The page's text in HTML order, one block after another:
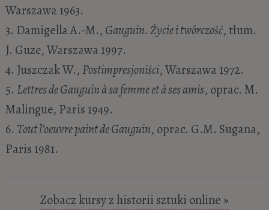
Warszawa 1963.
3. Damigella A.-M., Gauguin. Życie i twórczość, tłum.
J. Guze, Warszawa 1997.
4. Juszczak W., Postimpresjoniści, Warszawa 1972.
5. Lettres de Gauguin à sa femme et à ses amis, oprac. M.
Malingue, Paris 1949.
6. Tout l’oeuvre paint de Gauguin, oprac. G.M. Sugana,
Paris 1981.
Zobacz kursy z historii sztuki online »